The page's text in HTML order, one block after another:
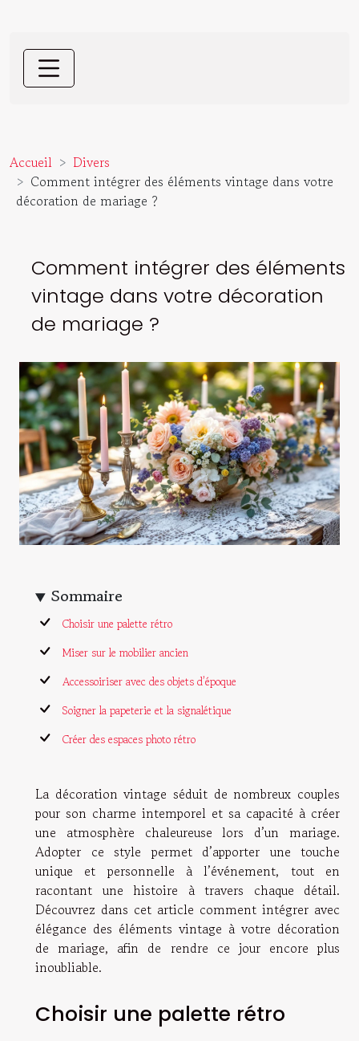
Accueil
Divers
Comment intégrer des éléments vintage dans votre
décoration de mariage ?
Comment intégrer des éléments
vintage dans votre décoration
de mariage ?
Sommaire
Choisir une palette rétro
Miser sur le mobilier ancien
Accessoiriser avec des objets d’époque
Soigner la papeterie et la signalétique
Créer des espaces photo rétro
La décoration vintage séduit de nombreux couples
pour son charme intemporel et sa capacité à créer
une atmosphère chaleureuse lors d’un mariage.
Adopter ce style permet d’apporter une touche
unique et personnelle à l’événement, tout en
racontant une histoire à travers chaque détail.
Découvrez dans cet article comment intégrer avec
élégance des éléments vintage à votre décoration
de mariage, afin de rendre ce jour encore plus
inoubliable.
Choisir une palette rétro